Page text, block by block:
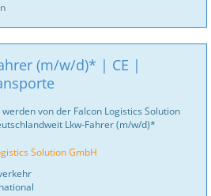
(m/w/d)* | CE |
von der Falcon Logistics Solution
Lkw-Fahrer (m/w/d)*
Solution GmbH